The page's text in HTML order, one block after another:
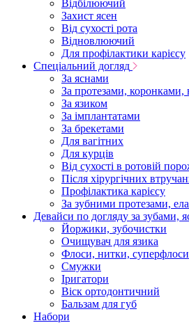
Відбілюючий
Захист ясен
Від сухості рота
Відновлюючий
Для профілактики карієсу
Спеціальний догляд
За яснами
За протезами, коронками,
За язиком
За імплантатами
За брекетами
Для вагітних
Для курців
Від сухості в ротовій
Після хірургічних
Профілактика карієсу
За зубними протезами,
Девайси по догляду за зубами,
Йоржики, зубочистки
Очищувач для язика
Флоси, нитки, суперфлоси
Смужки
Іригатори
Віск ортодонтичний
Бальзам для губ
Набори